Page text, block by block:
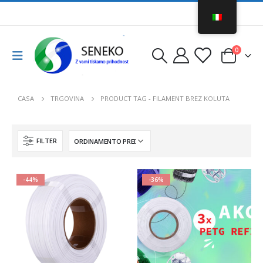
0
CASA TRGOVINA PRODUCT TAG - FILAMENT BREZ KOLUTA
FILTER
-44% -36%